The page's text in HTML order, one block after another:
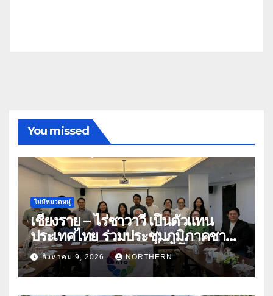
You missed
ไม่มีหมวดหมู่
เชียงราย – ไร่ชาวาวี เป็นตัวแทน
ประเทศไทย ร่วมประชุมภูมิภาคชา
อาเซียน ATO 2026 ที่อินโดนีเซีย
หารืออนาคตอุตสาหกรรมชา
ท่ามกลางความท้าทายโลก
สิงหาคม 9, 2026 NORTHERN